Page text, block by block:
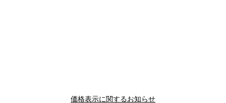
価格表示に関するお知らせ